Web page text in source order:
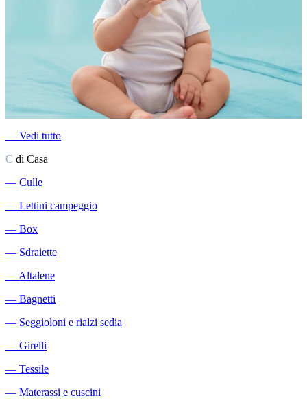
― Vedi tutto
C di Casa
― Culle
― Lettini campeggio
― Box
― Sdraiette
―Altalene
― Bagnetti
― Seggioloni e rialzi sedia
― Girelli
― Tessile
― Materassi e cuscini